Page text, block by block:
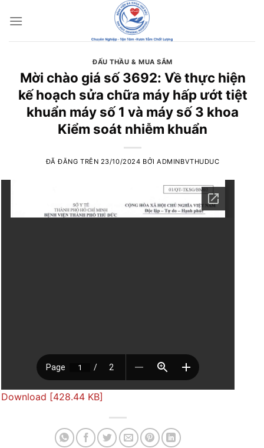
đến
ĐẤU THẦU & MUA SẮM
Mời chào giá số 3692: Về thực hiện
kế hoạch sửa chữa máy hấp ướt tiệt
khuẩn máy số 1 và máy số 3 khoa
Kiểm soát nhiễm khuẩn
ĐÃ ĐĂNG TRÊN 23/10/2024 BỞIADMINBVTHUDUC
Download [428.44 KB]